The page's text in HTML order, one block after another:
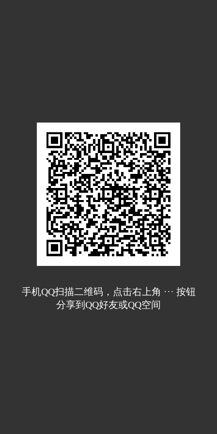
手机QQ扫描二维码，点击右上角 ··· 按钮
分享到QQ好友或QQ空间